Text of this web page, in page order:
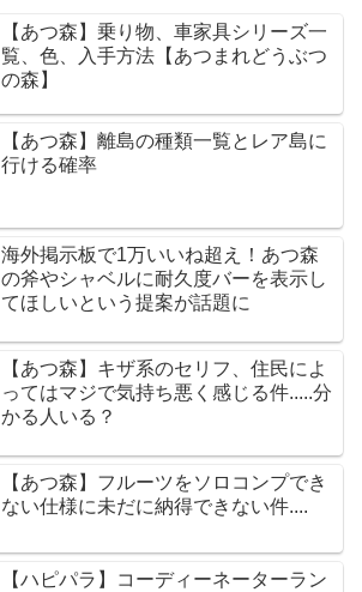
【あつ森】乗り物、車家具シリーズ一
覧、色、入手方法【あつまれどうぶつ
の森】
【あつ森】離島の種類一覧とレア島に
行ける確率
海外掲示板で1万いいね超え！あつ森
の斧やシャベルに耐久度バーを表示し
てほしいという提案が話題に
【あつ森】キザ系のセリフ、住民によ
ってはマジで気持ち悪く感じる件.....分
かる人いる？
【あつ森】フルーツをソロコンプでき
ない仕様に未だに納得できない件....
【ハピパラ】コーディーネーターラン